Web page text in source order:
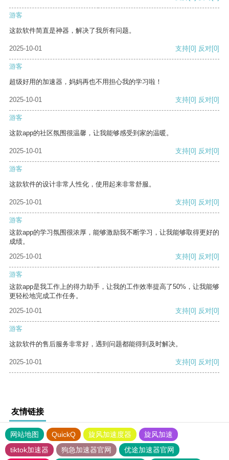
游客
这款软件简直是神器，解决了我所有问题。
2025-10-01 支持[0] 反对[0]
游客
超级好用的加速器，妈妈再也不用担心我的学习啦！
2025-10-01 支持[0] 反对[0]
游客
这款app的社区氛围很温馨，让我能够感受到家的温暖。
2025-10-01 支持[0] 反对[0]
游客
这款软件的设计非常人性化，使用起来非常舒服。
2025-10-01 支持[0] 反对[0]
游客
这款app的学习氛围很浓厚，能够激励我不断学习，让我能够取得更好的
成绩。
2025-10-01
支持[0] 反对[0]
游客
这款app是我工作上的得力助手，让我的工作效率提高了50%，让我能够
更轻松地完成工作任务。
2025-10-01
支持[0] 反对[0]
游客
这款软件的售后服务非常好，遇到问题都能得到及时解决。
2025-10-01 支持[0] 反对[0]
友情链接
网站地图 QuickQ 旋风加速度器
旋风加速
tiktok加速器
狗急加速器官网 优途加速器官网